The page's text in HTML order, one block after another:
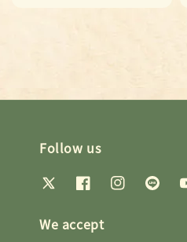
Follow us
We accept